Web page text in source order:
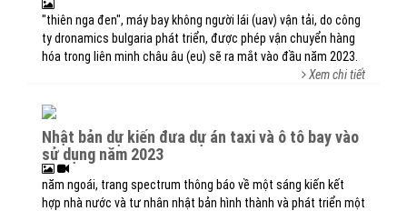
"thiên nga đen", máy bay không người lái (uav) vận tải, do công
ty dronamics bulgaria phát triển, được phép vận chuyển hàng
hóa trong liên minh châu âu (eu) sẽ ra mắt vào đầu năm 2023.
Xem chi tiết
nhật bản dự kiến đưa dự án taxi và ô tô bay vào
sử dụng năm 2023
năm ngoái, trang spectrum thông báo về một sáng kiến kết
hợp nhà nước và tư nhân nhật bản hình thành và phát triển một